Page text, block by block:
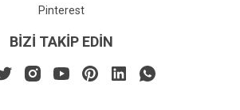
Pinterest
BİZİ TAKİP EDİN